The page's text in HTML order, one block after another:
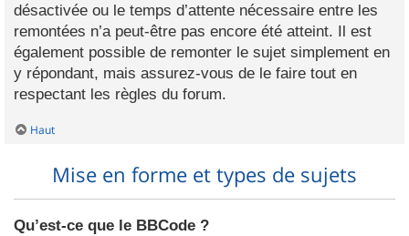
désactivée ou le temps d’attente nécessaire entre les
remontées n’a peut-être pas encore été atteint. Il est
également possible de remonter le sujet simplement en
y répondant, mais assurez-vous de le faire tout en
respectant les règles du forum.
Haut
Mise en forme et types de sujets
Qu’est-ce que le BBCode ?